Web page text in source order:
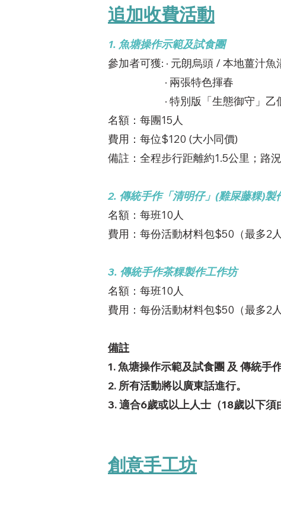
​追加收費活動
1. 魚塘操作示範及試食團
參加者可獲: · 元朗烏頭 / 本地薑汁
· 兩張特色揮春
· 特別版「生態御守」乙
名額：每團15人
費用：每位$120 (大小同價)
備註： 全程步行距離約1.5公里；路況
2. 傳統手作「清明仔」(雞屎藤粿)製
名額：每班10人
費用：每份活動材料包$50（最多2
3. 傳統手作茶粿製作工作坊
名額：每班10人
費用：每份活動材料包$50（最多2
備註
1. 魚塘操作示範及試食團 及 傳統手
2. 所有活動將以廣東話進行。
3. 適合6歲或以上人士（18歲以下須
創意手工坊